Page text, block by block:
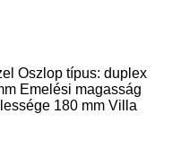
Oszlop típus: duplex
Emelési magasság
180 mm Villa